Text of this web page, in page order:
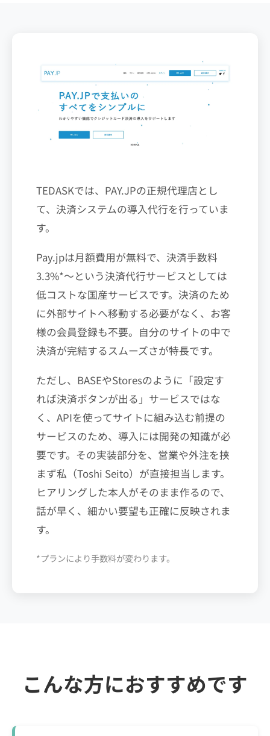
TEDASKでは、PAY.JPの正規代理店とし
て、決済システムの導入代行を行っていま
す。
Pay.jpは月額費用が無料で、決済手数料
3.3%*〜という決済代行サービスとしては
低コストな国産サービスです。決済のため
に外部サイトへ移動する必要がなく、お客
様の会員登録も不要。自分のサイトの中で
決済が完結するスムーズさが特長です。
ただし、BASEやStoresのように「設定す
れば決済ボタンが出る」サービスではな
く、APIを使ってサイトに組み込む前提の
サービスのため、導入には開発の知識が必
要です。その実装部分を、営業や外注を挟
まず私（Toshi Seito）が直接担当します。
ヒアリングした本人がそのまま作るので、
話が早く、細かい要望も正確に反映されま
す。
*プランにより手数料が変わります。
こんな方におすすめです